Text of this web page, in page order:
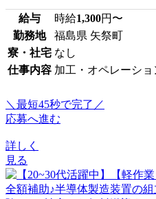
給与 時給1,300円〜
勤務地
福島県 矢祭町
寮・社宅 なし
仕事内容 加工・オペレーシ
＼最短45秒で完了／
応募へ進む
詳しく
見る